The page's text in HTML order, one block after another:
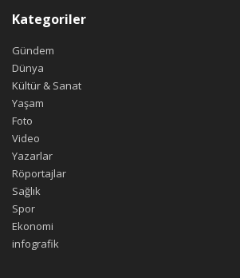
Kategoriler
Gündem
Dünya
Kültür & Sanat
Yaşam
Foto
Video
Yazarlar
Röportajlar
Sağlık
Spor
Ekonomi
infografik